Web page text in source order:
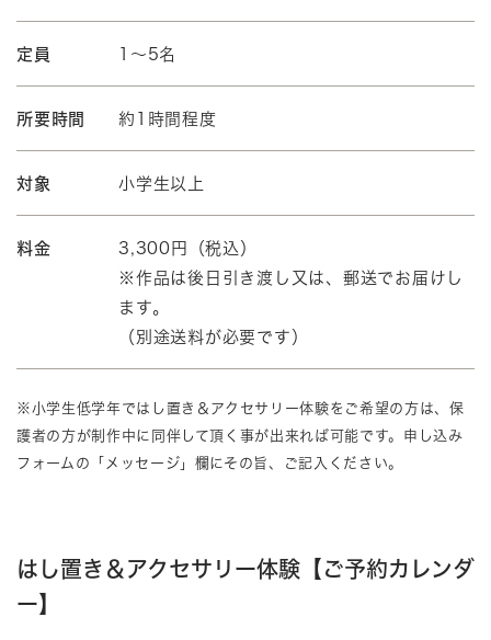
定員 1～5名
所要時間 約1時間程度
対象 小学生以上
料金
3,300円（税込）
※作品は後日引き渡し又は、郵送でお届けし
ます。
（別途送料が必要です）
※小学生低学年ではし置き＆アクセサリー体験をご希望の方は、保
護者の方が制作中に同伴して頂く事が出来れば可能です。申し込み
フォームの「メッセージ」欄にその旨、ご記入ください。
はし置き＆アクセサリー体験【ご予約カレンダ
ー】